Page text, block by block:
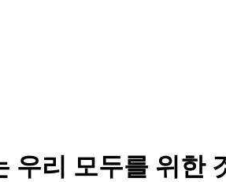
우리 모두를 위한